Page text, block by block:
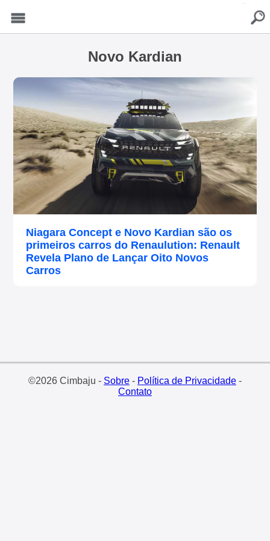
Novo Kardian
Niagara Concept e Novo Kardian são os
primeiros carros do Renaulution: Renault
Revela Plano de Lançar Oito Novos
Carros
©2026 Cimbaju - Sobre- Política de Privacidade-
Contato